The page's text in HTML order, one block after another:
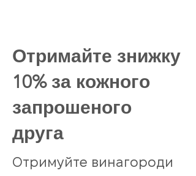
Отримайте знижку
10% за кожного
запрошеного
друга
Отримуйте винагороди